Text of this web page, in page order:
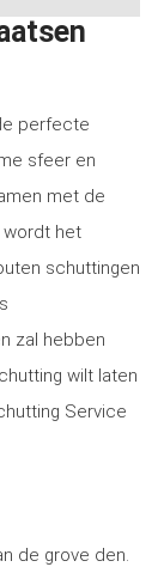
perfecte
sfeer en
met de
wordt het
schuttingen
zal hebben
wilt laten
Service
de grove den.